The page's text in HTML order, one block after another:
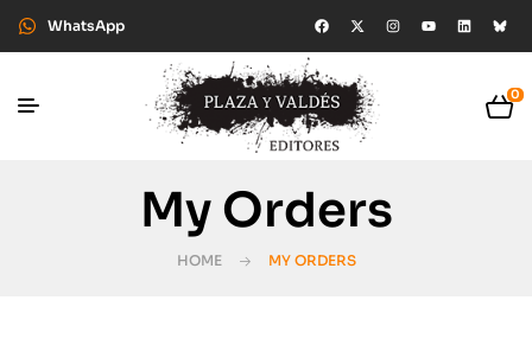
WhatsApp
0
My Orders
HOME MY ORDERS